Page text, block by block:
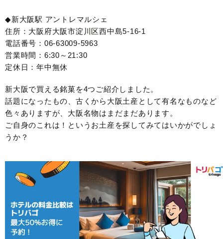
◆新大阪駅 アントレマルシェ
住所：大阪府大阪市淀川区西中島5-16-1
電話番号：06-63009-5963
営業時間：6:30～21:30
定休日：年中無休
新大阪で買える銘菓を4つご紹介しました。
話題になったもの、古くから大阪土産として有名なものなど
色々ありますが、大阪名物はまだまだあります。
ご自身のこれは！というお土産を探してみてはいかがでしょ
うか？